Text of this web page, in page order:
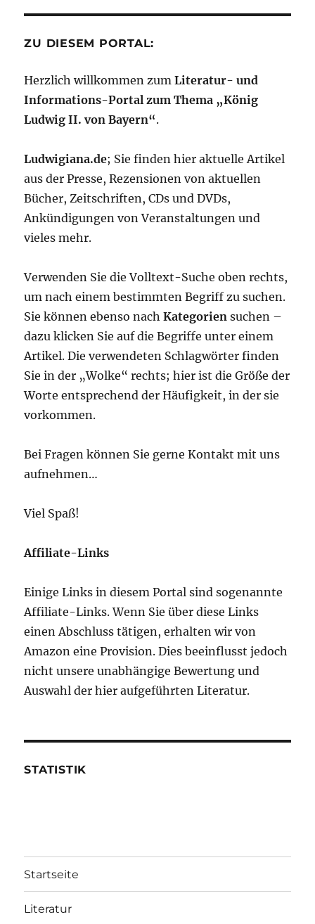
ZU DIESEM PORTAL:
Herzlich willkommen zumLiteratur- und
Informations-Portal zum Thema „König
Ludwig II. von Bayern“.
Ludwigiana.de; Sie finden hier aktuelle Artikel
aus der Presse, Rezensionen von aktuellen
Bücher, Zeitschriften, CDs und DVDs,
Ankündigungen von Veranstaltungen und
vieles mehr.
Verwenden Sie die Volltext-Suche oben rechts,
um nach einem bestimmten Begriff zu suchen.
Sie können ebenso nachKategorien suchen –
dazu klicken Sie auf die Begriffe unter einem
Artikel. Die verwendeten Schlagwörter finden
Sie in der „Wolke“ rechts; hier ist die Größe der
Worte entsprechend der Häufigkeit, in der sie
vorkommen.
Bei Fragen können Sie gerne Kontakt mit uns
aufnehmen…
Viel Spaß!
Affiliate-Links
Einige Links in diesem Portal sind sogenannte
Affiliate-Links. Wenn Sie über diese Links
einen Abschluss tätigen, erhalten wir von
Amazon eine Provision. Dies beeinflusst jedoch
nicht unsere unabhängige Bewertung und
Auswahl der hier aufgeführten Literatur.
STATISTIK
Startseite
Literatur